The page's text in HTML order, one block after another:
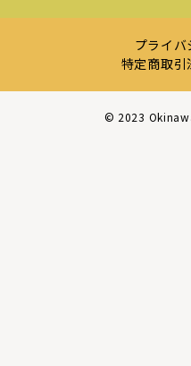
プライ
特定商取引
©︎ 2023